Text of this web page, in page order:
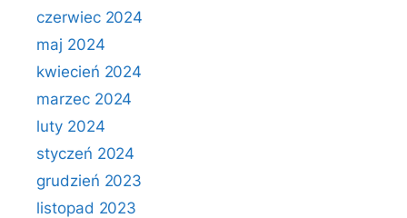
czerwiec 2024
maj 2024
kwiecień 2024
marzec 2024
luty 2024
styczeń 2024
grudzień 2023
listopad 2023